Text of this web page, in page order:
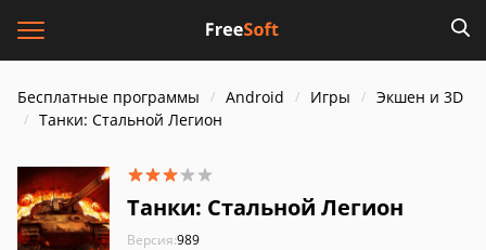
Бесплатные программы Android Игры
Экшен и 3D
Танки: Стальной Легион
Танки: Стальной Легион
Версия:989